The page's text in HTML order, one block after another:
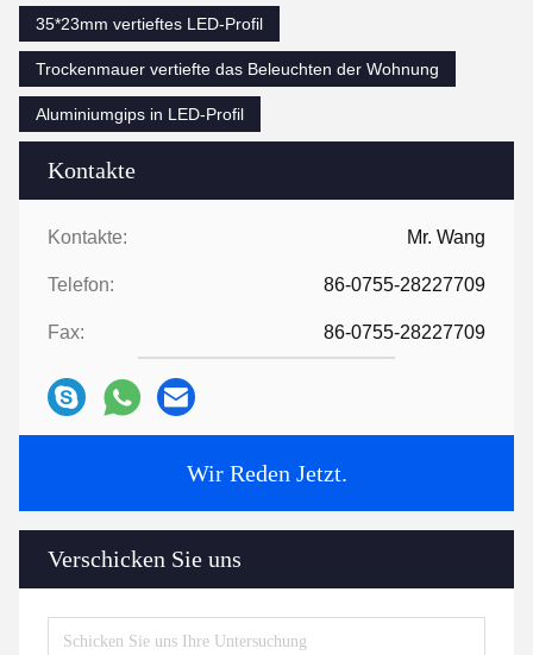
Kontakte
Kontakte: Mr. Wang
Telefon: 86-0755-28227709
Fax: 86-0755-28227709
Wir Reden Jetzt.
Verschicken Sie uns
35*23mm vertieftes LED-Profil
Trockenmauer vertiefte das Beleuchten der Wohnung
Aluminiumgips in LED-Profil